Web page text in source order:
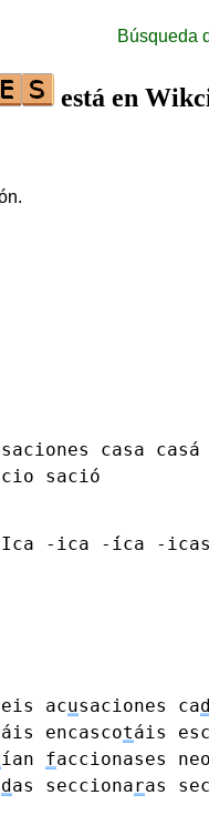
Búsqueda
está en
casa casá
sació
Ica -ica -́ica
-
acusaciones cad
encascotáis
ían faccionases
das seccionaras